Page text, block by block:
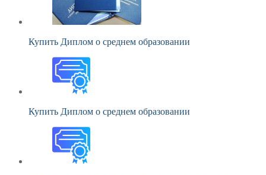
Купить Диплом о среднем образовании
Купить Диплом о среднем образовании